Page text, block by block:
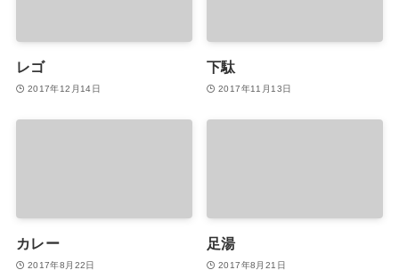
レゴ
2017年12月14日
下駄
2017年11月13日
カレー
2017年8月22日
足湯
2017年8月21日